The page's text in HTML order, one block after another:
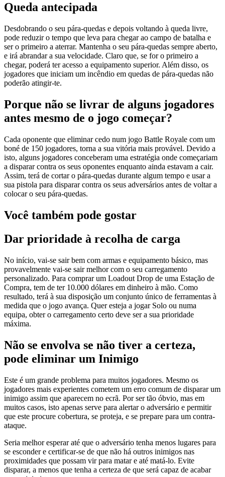
Queda antecipada
Desdobrando o seu pára-quedas e depois voltando à queda livre,
pode reduzir o tempo que leva para chegar ao campo de batalha e
ser o primeiro a aterrar. Mantenha o seu pára-quedas sempre aberto,
e irá abrandar a sua velocidade. Claro que, se for o primeiro a
chegar, poderá ter acesso a equipamento superior. Além disso, os
jogadores que iniciam um incêndio em quedas de pára-quedas não
poderão atingir-te.
Porque não se livrar de alguns jogadores
antes mesmo de o jogo começar?
Cada oponente que eliminar cedo num jogo Battle Royale com um
boné de 150 jogadores, torna a sua vitória mais provável. Devido a
isto, alguns jogadores conceberam uma estratégia onde começariam
a disparar contra os seus oponentes enquanto ainda estavam a cair.
Assim, terá de cortar o pára-quedas durante algum tempo e usar a
sua pistola para disparar contra os seus adversários antes de voltar a
colocar o seu pára-quedas.
Você também pode gostar
Dar prioridade à recolha de carga
No início, vai-se sair bem com armas e equipamento básico, mas
provavelmente vai-se sair melhor com o seu carregamento
personalizado. Para comprar um Loadout Drop de uma Estação de
Compra, tem de ter 10.000 dólares em dinheiro à mão. Como
resultado, terá à sua disposição um conjunto único de ferramentas à
medida que o jogo avança. Quer esteja a jogar Solo ou numa
equipa, obter o carregamento certo deve ser a sua prioridade
máxima.
Não se envolva se não tiver a certeza,
pode eliminar um Inimigo
Este é um grande problema para muitos jogadores. Mesmo os
jogadores mais experientes cometem um erro comum de disparar um
inimigo assim que aparecem no ecrã. Por ser tão óbvio, mas em
muitos casos, isto apenas serve para alertar o adversário e permitir
que este procure cobertura, se proteja, e se prepare para um contra-
ataque.
Seria melhor esperar até que o adversário tenha menos lugares para
se esconder e certificar-se de que não há outros inimigos nas
proximidades que possam vir para matar e até matá-lo. Evite
disparar, a menos que tenha a certeza de que será capaz de acabar